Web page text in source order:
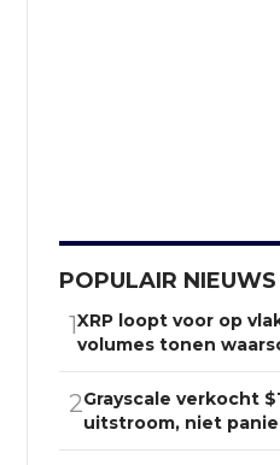
POPULAIR NIEUWS
1XRP loopt voor op
volumes tonen
2Grayscale verkocht
uitstroom, niet